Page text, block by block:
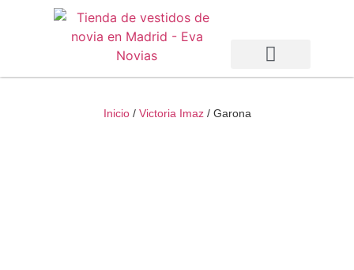
Inicio/ Victoria Imaz/ Garona